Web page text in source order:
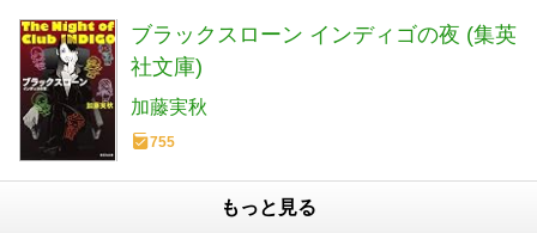
ブラックスローン インディゴの夜 (集英
社文庫)
加藤実秋
755
もっと見る